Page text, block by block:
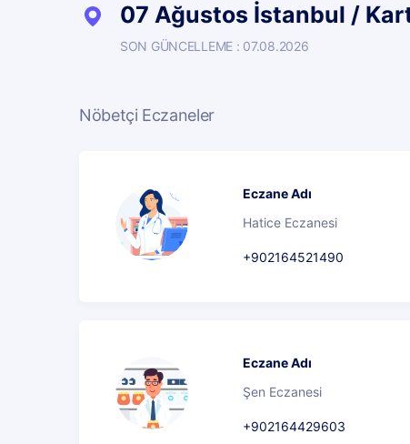
07 Ağustos İstanbul /
SON GÜNCELLEME : 07.08.2026
Nöbetçi Eczaneler
Eczane Adı
Hatice Eczanesi
+902164521490
Eczane Adı
Şen Eczanesi
+902164429603